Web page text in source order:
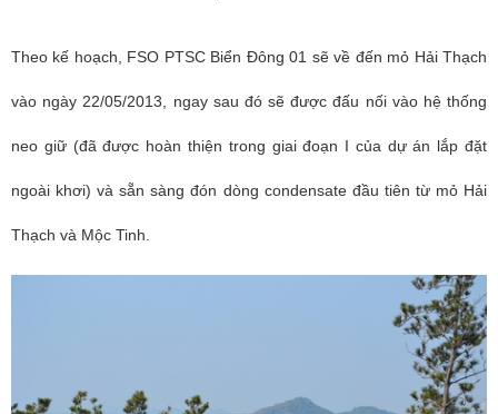
Theo kế hoạch, FSO PTSC Biển Đông 01 sẽ về đến mỏ Hải Thạch
vào ngày 22/05/2013, ngay sau đó sẽ được đấu nối vào hệ thống
neo giữ (đã được hoàn thiện trong giai đoạn I của dự án lắp đặt
ngoài khơi) và sẵn sàng đón dòng condensate đầu tiên từ mỏ Hải
Thạch và Mộc Tinh.